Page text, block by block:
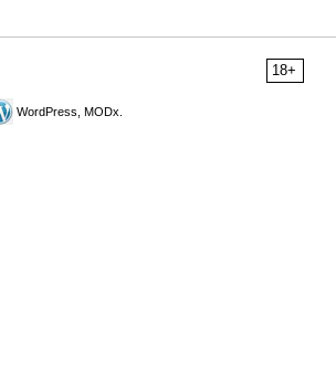
18+
WordPress, MODx.